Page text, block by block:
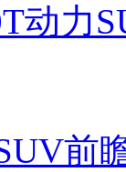
动力
前